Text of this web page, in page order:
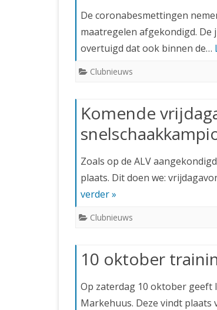
De coronabesmettingen
maatregelen afgekondigd. De
overtuigd dat ook binnen de…
Clubnieuws
Komende
Zoals op de ALV
plaats. Dit doen we:
verder »
Clubnieuws
10 oktober
Op zaterdag 10 oktober geeft
Markehuus. Deze vindt plaats